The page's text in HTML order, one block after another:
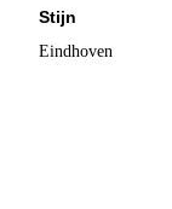
Stijn
Eindhoven